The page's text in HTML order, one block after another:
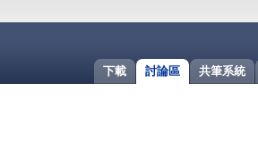
共筆系統
討論區
下載